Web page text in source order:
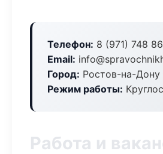
Телефон: 8 (971) 748
Email:
Город: Ростов-на-Дону
Режим работы:
Работа и